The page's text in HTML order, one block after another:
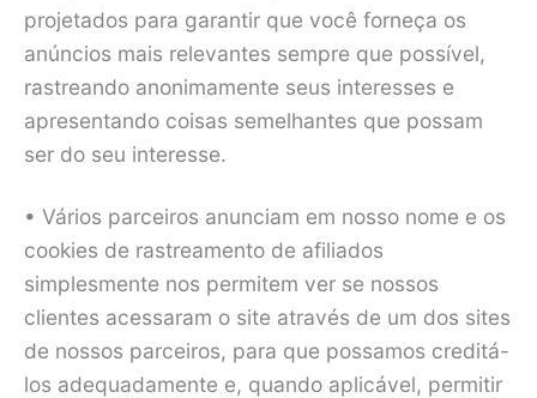
projetados para garantir que você forneça os
anúncios mais relevantes sempre que possível,
rastreando anonimamente seus interesses e
apresentando coisas semelhantes que possam
ser do seu interesse.
• Vários parceiros anunciam em nosso nome e os
cookies de rastreamento de afiliados
simplesmente nos permitem ver se nossos
clientes acessaram o site através de um dos sites
de nossos parceiros, para que possamos creditá-
los adequadamente e, quando aplicável, permitir